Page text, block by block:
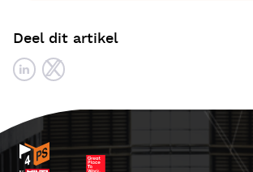
Deel dit artikel